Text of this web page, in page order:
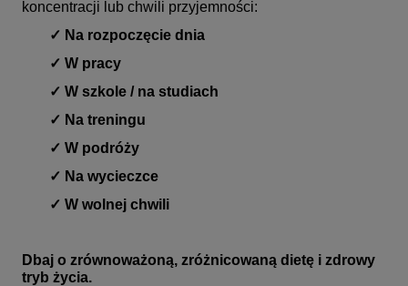
koncentracji lub chwili przyjemności:
✓ Na rozpoczęcie dnia
✓ W pracy
✓ W szkole / na studiach
✓ Na treningu
✓ W podróży
✓ Na wycieczce
✓ W wolnej chwili
Dbaj o zrównoważoną, zróżnicowaną dietę i zdrowy
tryb życia.